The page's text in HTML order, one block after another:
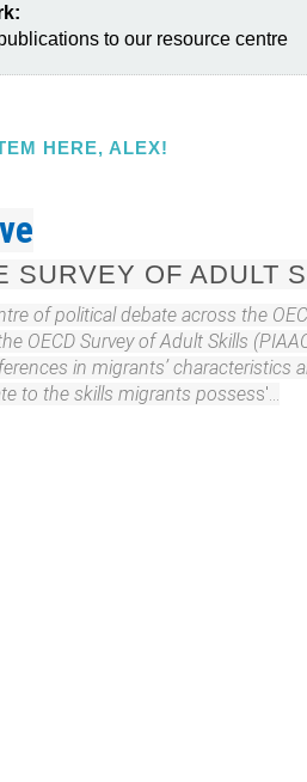
to our resource centre
HERE, ALEX!
SURVEY OF ADULT
of political debate across the
OECD Survey of Adult Skills
in migrants’ characteristics
to the skills migrants possess'...